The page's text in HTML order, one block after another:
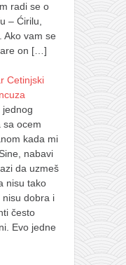
radi se o
– Ćirilu,
Ako vam se
on […]
Cetinjski
jednog
sa ocem
kada mi
nabavi
da uzmeš
nisu tako
nisu dobra i
često
Evo jedne